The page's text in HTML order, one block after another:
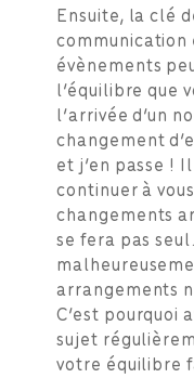
Ensuite, la clé
communication
évènements
l’équilibre que
l’arrivée d’un
changement
et j’en passe !
continuer à
changements
se fera pas
arrangements
C’est pourquoi
sujet
votre équilibre